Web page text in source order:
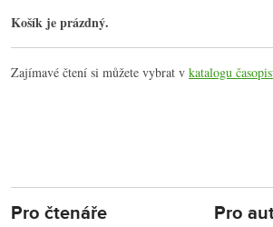
Košík je prázdný.
Zajímavé čtení si můžete vybrat v katalogu
Pro čtenáře Pro